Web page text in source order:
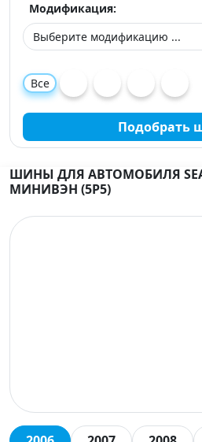
Модификация:
Все
Подобрать
ШИНЫ ДЛЯ АВТОМОБИЛЯ
МИНИВЭН (5P5)